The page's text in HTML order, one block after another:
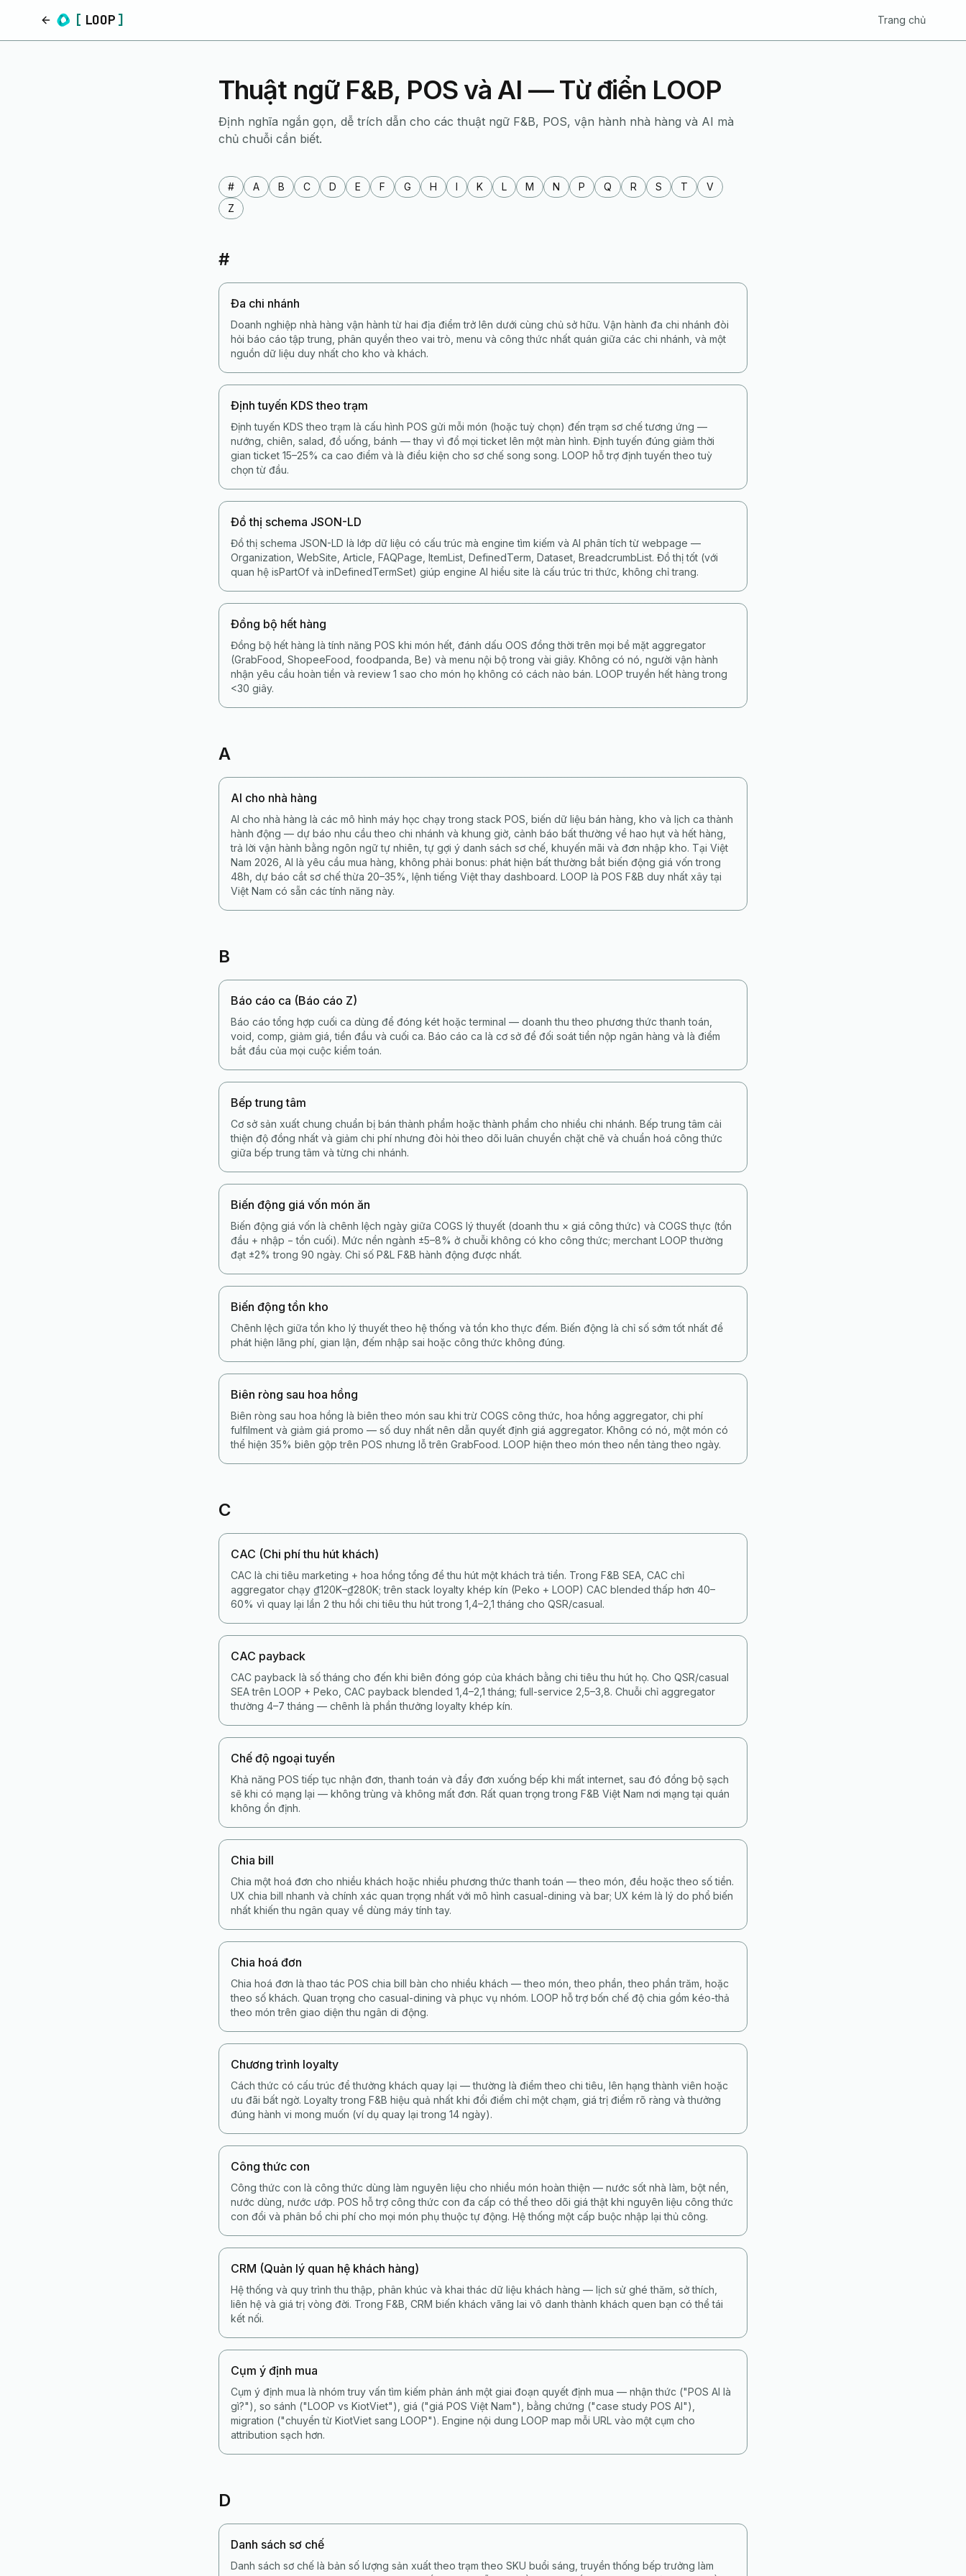
[ LOOP ]
Trang chủ
Trang chủ
Thuật ngữ F&B, POS và AI — Từ điển LOOP
Định nghĩa ngắn gọn, dễ trích dẫn cho các thuật ngữ F&B, POS, vận hành nhà hàng và AI mà
chủ chuỗi cần biết.
# A B C D E F G H I K L M N P Q R S T
V
Z
#
Đa chi nhánh
Doanh nghiệp nhà hàng vận hành từ hai địa điểm trở lên dưới cùng chủ sở hữu. Vận hành đa chi nhánh đòi
hỏi báo cáo tập trung, phân quyền theo vai trò, menu và công thức nhất quán giữa các chi nhánh, và một
nguồn dữ liệu duy nhất cho kho và khách.
Định tuyến KDS theo trạm
Định tuyến KDS theo trạm là cấu hình POS gửi mỗi món (hoặc tuỳ chọn) đến trạm sơ chế tương ứng —
nướng, chiên, salad, đồ uống, bánh — thay vì đổ mọi ticket lên một màn hình. Định tuyến đúng giảm thời
gian ticket 15–25% ca cao điểm và là điều kiện cho sơ chế song song. LOOP hỗ trợ định tuyến theo tuỳ
chọn từ đầu.
Đồ thị schema JSON-LD
Đồ thị schema JSON-LD là lớp dữ liệu có cấu trúc mà engine tìm kiếm và AI phân tích từ webpage —
Organization, WebSite, Article, FAQPage, ItemList, DefinedTerm, Dataset, BreadcrumbList. Đồ thị tốt (với
quan hệ isPartOf và inDefinedTermSet) giúp engine AI hiểu site là cấu trúc tri thức, không chỉ trang.
Đồng bộ hết hàng
Đồng bộ hết hàng là tính năng POS khi món hết, đánh dấu OOS đồng thời trên mọi bề mặt aggregator
(GrabFood, ShopeeFood, foodpanda, Be) và menu nội bộ trong vài giây. Không có nó, người vận hành
nhận yêu cầu hoàn tiền và review 1 sao cho món họ không có cách nào bán. LOOP truyền hết hàng trong
<30 giây.
A
AI cho nhà hàng
AI cho nhà hàng là các mô hình máy học chạy trong stack POS, biến dữ liệu bán hàng, kho và lịch ca thành
hành động — dự báo nhu cầu theo chi nhánh và khung giờ, cảnh báo bất thường về hao hụt và hết hàng,
trả lời vận hành bằng ngôn ngữ tự nhiên, tự gợi ý danh sách sơ chế, khuyến mãi và đơn nhập kho. Tại Việt
Nam 2026, AI là yêu cầu mua hàng, không phải bonus: phát hiện bất thường bắt biến động giá vốn trong
48h, dự báo cắt sơ chế thừa 20–35%, lệnh tiếng Việt thay dashboard. LOOP là POS F&B duy nhất xây tại
Việt Nam có sẵn các tính năng này.
B
Báo cáo ca (Báo cáo Z)
Báo cáo tổng hợp cuối ca dùng để đóng két hoặc terminal — doanh thu theo phương thức thanh toán,
void, comp, giảm giá, tiền đầu và cuối ca. Báo cáo ca là cơ sở để đối soát tiền nộp ngân hàng và là điểm
bắt đầu của mọi cuộc kiểm toán.
Bếp trung tâm
Cơ sở sản xuất chung chuẩn bị bán thành phẩm hoặc thành phẩm cho nhiều chi nhánh. Bếp trung tâm cải
thiện độ đồng nhất và giảm chi phí nhưng đòi hỏi theo dõi luân chuyển chặt chẽ và chuẩn hoá công thức
giữa bếp trung tâm và từng chi nhánh.
Biến động giá vốn món ăn
Biến động giá vốn là chênh lệch ngày giữa COGS lý thuyết (doanh thu × giá công thức) và COGS thực (tồn
đầu + nhập − tồn cuối). Mức nền ngành ±5–8% ở chuỗi không có kho công thức; merchant LOOP thường
đạt ±2% trong 90 ngày. Chỉ số P&L F&B hành động được nhất.
Biến động tồn kho
Chênh lệch giữa tồn kho lý thuyết theo hệ thống và tồn kho thực đếm. Biến động là chỉ số sớm tốt nhất để
phát hiện lãng phí, gian lận, đếm nhập sai hoặc công thức không đúng.
Biên ròng sau hoa hồng
Biên ròng sau hoa hồng là biên theo món sau khi trừ COGS công thức, hoa hồng aggregator, chi phí
fulfilment và giảm giá promo — số duy nhất nên dẫn quyết định giá aggregator. Không có nó, một món có
thể hiện 35% biên gộp trên POS nhưng lỗ trên GrabFood. LOOP hiện theo món theo nền tảng theo ngày.
C
CAC (Chi phí thu hút khách)
CAC là chi tiêu marketing + hoa hồng tổng để thu hút một khách trả tiền. Trong F&B SEA, CAC chỉ
aggregator chạy ₫120K–₫280K; trên stack loyalty khép kín (Peko + LOOP) CAC blended thấp hơn 40–
60% vì quay lại lần 2 thu hồi chi tiêu thu hút trong 1,4–2,1 tháng cho QSR/casual.
CAC payback
CAC payback là số tháng cho đến khi biên đóng góp của khách bằng chi tiêu thu hút họ. Cho QSR/casual
SEA trên LOOP + Peko, CAC payback blended 1,4–2,1 tháng; full-service 2,5–3,8. Chuỗi chỉ aggregator
thường 4–7 tháng — chênh là phần thưởng loyalty khép kín.
Chế độ ngoại tuyến
Khả năng POS tiếp tục nhận đơn, thanh toán và đẩy đơn xuống bếp khi mất internet, sau đó đồng bộ sạch
sẽ khi có mạng lại — không trùng và không mất đơn. Rất quan trọng trong F&B Việt Nam nơi mạng tại quán
không ổn định.
Chia bill
Chia một hoá đơn cho nhiều khách hoặc nhiều phương thức thanh toán — theo món, đều hoặc theo số tiền.
UX chia bill nhanh và chính xác quan trọng nhất với mô hình casual-dining và bar; UX kém là lý do phổ biến
nhất khiến thu ngân quay về dùng máy tính tay.
Chia hoá đơn
Chia hoá đơn là thao tác POS chia bill bàn cho nhiều khách — theo món, theo phần, theo phần trăm, hoặc
theo số khách. Quan trọng cho casual-dining và phục vụ nhóm. LOOP hỗ trợ bốn chế độ chia gồm kéo-thả
theo món trên giao diện thu ngân di động.
Chương trình loyalty
Cách thức có cấu trúc để thưởng khách quay lại — thường là điểm theo chi tiêu, lên hạng thành viên hoặc
ưu đãi bất ngờ. Loyalty trong F&B hiệu quả nhất khi đổi điểm chỉ một chạm, giá trị điểm rõ ràng và thưởng
đúng hành vi mong muốn (ví dụ quay lại trong 14 ngày).
Công thức con
Công thức con là công thức dùng làm nguyên liệu cho nhiều món hoàn thiện — nước sốt nhà làm, bột nền,
nước dùng, nước ướp. POS hỗ trợ công thức con đa cấp có thể theo dõi giá thật khi nguyên liệu công thức
con đổi và phân bổ chi phí cho mọi món phụ thuộc tự động. Hệ thống một cấp buộc nhập lại thủ công.
CRM (Quản lý quan hệ khách hàng)
Hệ thống và quy trình thu thập, phân khúc và khai thác dữ liệu khách hàng — lịch sử ghé thăm, sở thích,
liên hệ và giá trị vòng đời. Trong F&B, CRM biến khách vãng lai vô danh thành khách quen bạn có thể tái
kết nối.
Cụm ý định mua
Cụm ý định mua là nhóm truy vấn tìm kiếm phản ánh một giai đoạn quyết định mua — nhận thức ("POS AI là
gì?"), so sánh ("LOOP vs KiotViet"), giá ("giá POS Việt Nam"), bằng chứng ("case study POS AI"),
migration ("chuyển từ KiotViet sang LOOP"). Engine nội dung LOOP map mỗi URL vào một cụm cho
attribution sạch hơn.
D
Danh sách sơ chế
Danh sách sơ chế là bản số lượng sản xuất theo trạm theo SKU buổi sáng, truyền thống bếp trưởng làm